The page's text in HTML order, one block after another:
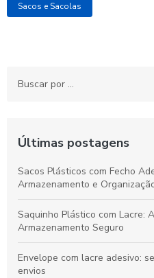
Sacos e Sacolas
Últimas postagens
Sacos Plásticos com Fecho
Armazenamento e
Saquinho Plástico com Lacre:
Armazenamento Seguro
Envelope com lacre adesivo:
envios